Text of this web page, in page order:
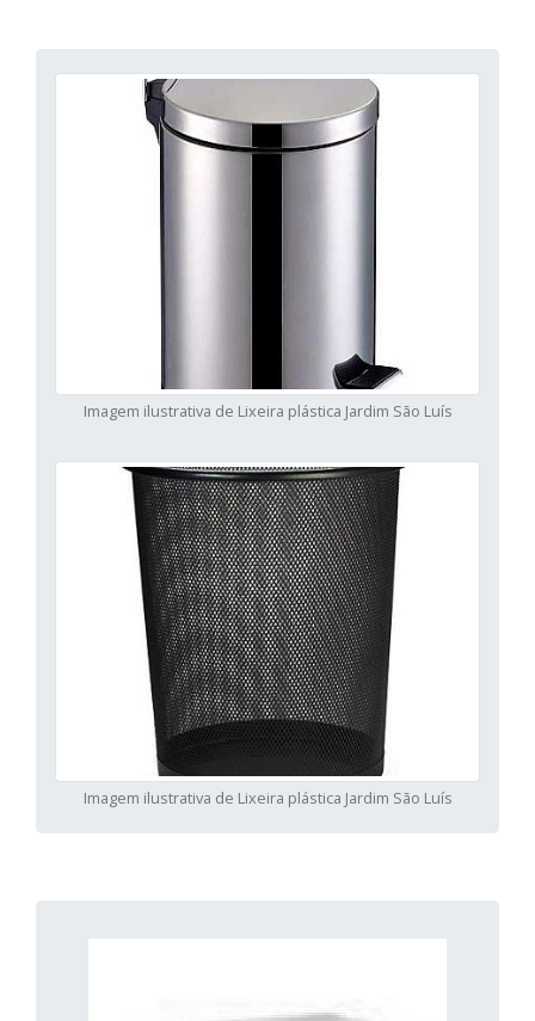
Imagem ilustrativa de Lixeira plástica Jardim São Luís
Imagem ilustrativa de Lixeira plástica Jardim São Luís